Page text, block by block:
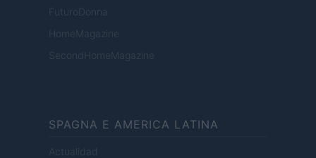
FuturoDonna
HomeMagazine
SecondHomeMagazine
SPAGNA E AMERICA LATINA
Actualidad